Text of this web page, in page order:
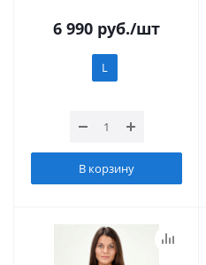
6 990 руб./шт
L
В корзину